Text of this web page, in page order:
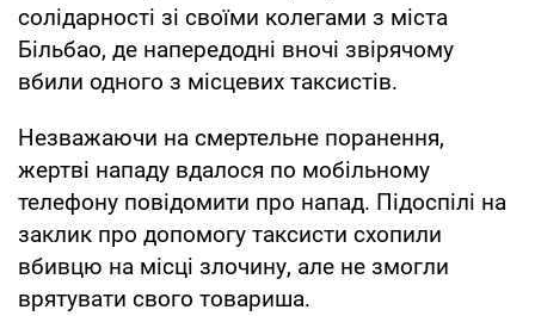
солідарності зі своїми колегами з міста
Більбао, де напередодні вночі звірячому
вбили одного з місцевих таксистів.
Незважаючи на смертельне поранення,
жертві нападу вдалося по мобільному
телефону повідомити про напад. Підоспілі на
заклик про допомогу таксисти схопили
вбивцю на місці злочину, але не змогли
врятувати свого товариша.